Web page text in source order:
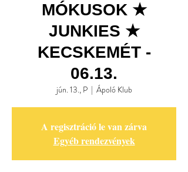
MÓKUSOK ★
JUNKIES ★
KECSKEMÉT -
06.13.
jún. 13., P
  |
Ápoló Klub
A regisztráció le van zárva
Egyéb rendezvények